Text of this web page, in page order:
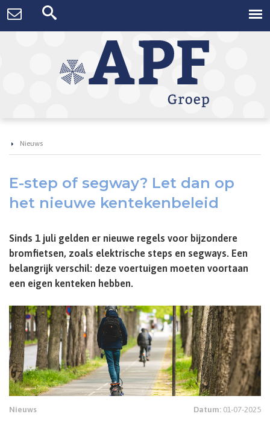
Nieuws
E-step of segway? Let dan op
het nieuwe kentekenbeleid
Sinds 1 juli gelden er nieuwe regels voor bijzondere
bromfietsen, zoals elektrische steps en segways. Een
belangrijk verschil: deze voertuigen moeten voortaan
een eigen kenteken hebben.
Nieuws Datum: 01-07-2025